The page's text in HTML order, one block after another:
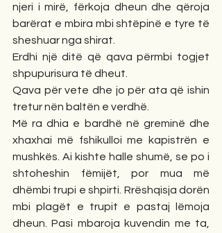
njeri i mirë, fërkoja dheun dhe qëroja
barërat e mbira mbi shtëpinë e tyre të
sheshuar nga shirat.
Erdhi një ditë që qava përmbi togjet
shpupurisura të dheut.
Qava për vete dhe jo për ata që ishin
tretur nën baltën e verdhë.
Më ra dhia e bardhë në greminë dhe
xhaxhai më fshikulloi me kapistrën e
mushkës. Ai kishte halle shumë, se po i
shtoheshin fëmijët, por mua më
dhëmbi trupi e shpirti. Rrëshqisja dorën
mbi plagët e trupit e pastaj lëmoja
dheun. Pasi mbaroja kuvendin me ta,